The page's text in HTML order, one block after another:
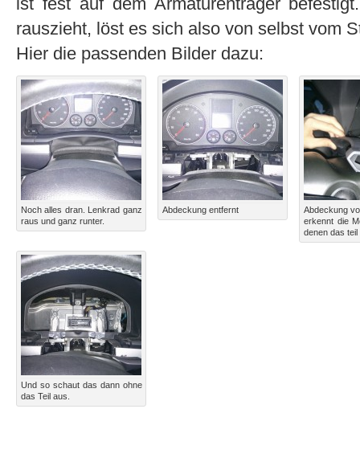
rauszieht, löst es sich also von selbst vom
Hier die passenden Bilder dazu:
Noch alles dran. Lenkrad ganz
raus und ganz runter.
Abdeckung entfernt
Abdeckung
erkennt die
denen das teil
Und so schaut das dann ohne
das Teil aus.